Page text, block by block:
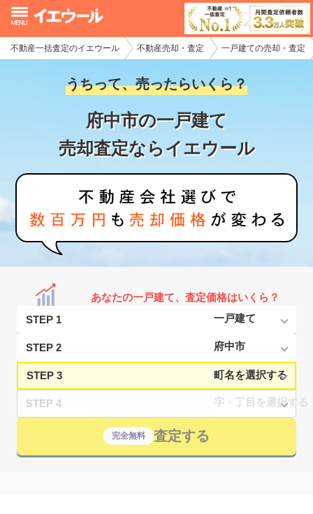
不動産一括査定のイエウール 不動産売却・査定 一戸建ての売却・査定
うちって、売ったらいくら？
府中市の一戸建て
売却査定ならイエウール
あなたの一戸建て、査定価格はいくら？
STEP 1
STEP 2
STEP 3
STEP 4
完全無料 査定する
イエウール加盟希望の不動産会社様
初めての方へ
不動産売却の流れ
不動産の売却・一括査定
家査定シミュレーター
お問い合わせ